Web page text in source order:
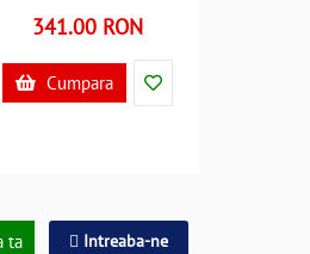
341.00 RON
Cumpara
ta Intreaba-ne